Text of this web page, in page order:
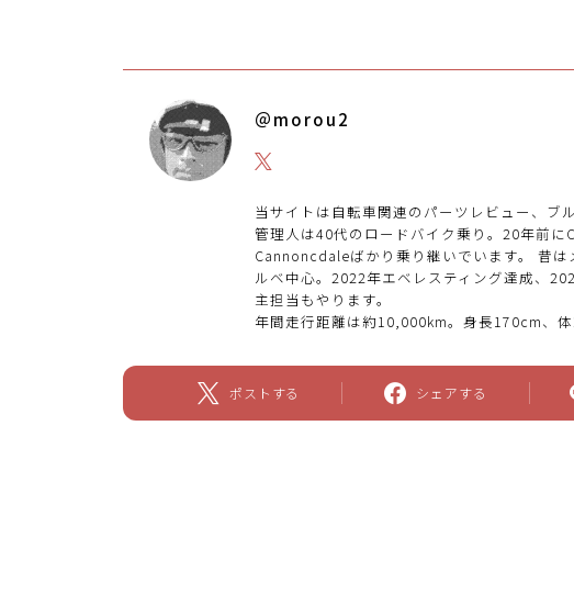
＠morou2
当サイトは自転車関連のパーツレビュー、ブ
管理人は40代のロードバイク乗り。20年前に
Cannoncdaleばかり乗り継いでいます。 昔
ルベ中心。2022年エベレスティング達成、
主担当もやります。
年間走行距離は約10,000km。身長170cm、体
ポストする シェアする